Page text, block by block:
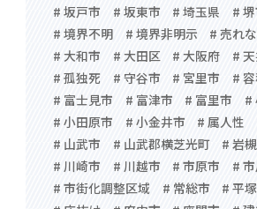
# 坂戸市
# 坂東市 # 埼玉県
#
# 境界不明
# 境界非明示 # 売れ
# 大和市
# 大田区 # 大阪府
#
# 孤独死
# 守谷市 # 宮里市
#
# 富士見市
# 富津市 # 富里市
#
# 小田原市
# 小金井市 # 属人性
# 山武市
# 山武郡横芝光町 # 岩
# 川崎市
# 川越市 # 市原市
#
# 市街化調整区域
# 常総市 # 平